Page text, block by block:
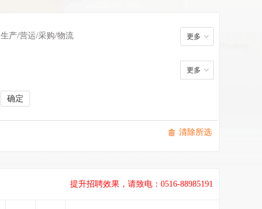
生产/营运/采购/物流 更多
更多
清除所选
提升招聘效果，请致电：0516-88985191